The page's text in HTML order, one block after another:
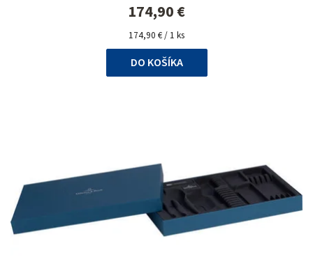
174,90 €
Jednotková
cena:
174,90 € / 1 ks
DO KOŠÍKA